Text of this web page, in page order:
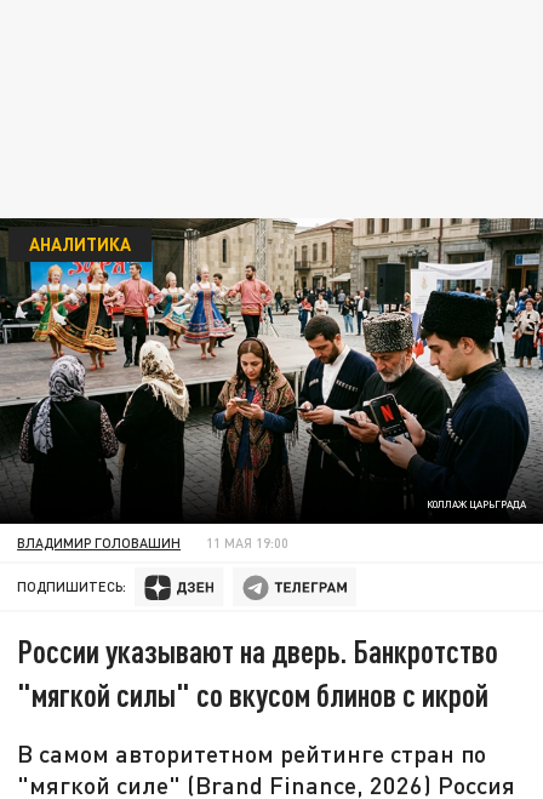
КОЛЛАЖ ЦАРЬГРАДА
АНАЛИТИКА
ВЛАДИМИР ГОЛОВАШИН 11 МАЯ 19:00
ПОДПИШИТЕСЬ:
России указывают на дверь. Банкротство
"мягкой силы" со вкусом блинов с икрой
В самом авторитетном рейтинге стран по
"мягкой силе" (Brand Finance, 2026) Россия